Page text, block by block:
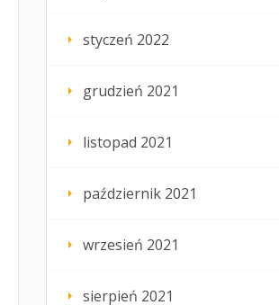
styczeń 2022
grudzień 2021
listopad 2021
październik 2021
wrzesień 2021
sierpień 2021